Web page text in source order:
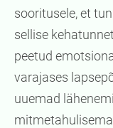
sooritusele, et
sellise
peetud
varajases
uuemad